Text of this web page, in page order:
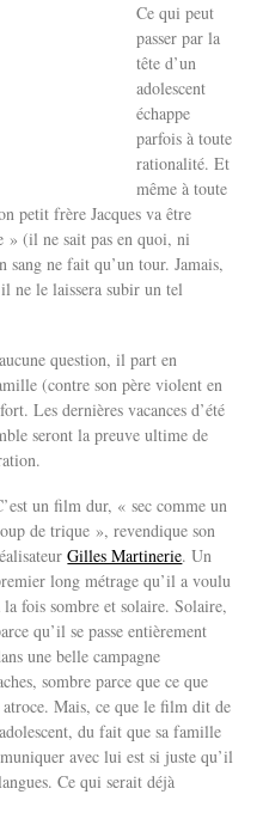
Ce qui peut
passer par la
tête d’un
adolescent
échappe
parfois à toute
rationalité. Et
même à toute
petit frère Jacques va être
» (il ne sait pas en quoi, ni
sang ne fait qu’un tour. Jamais,
ne le laissera subir un tel
question, il part en
(contre son père violent en
Les dernières vacances d’été
seront la preuve ultime de
un film dur, « sec comme un
de trique », revendique son
Gilles Martinerie. Un
long métrage qu’il a voulu
la fois sombre et solaire. Solaire,
qu’il se passe entièrement
une belle campagne
sombre parce que ce que
atroce. Mais, ce que le film dit de
du fait que sa famille
avec lui est si juste qu’il
Ce qui serait déjà